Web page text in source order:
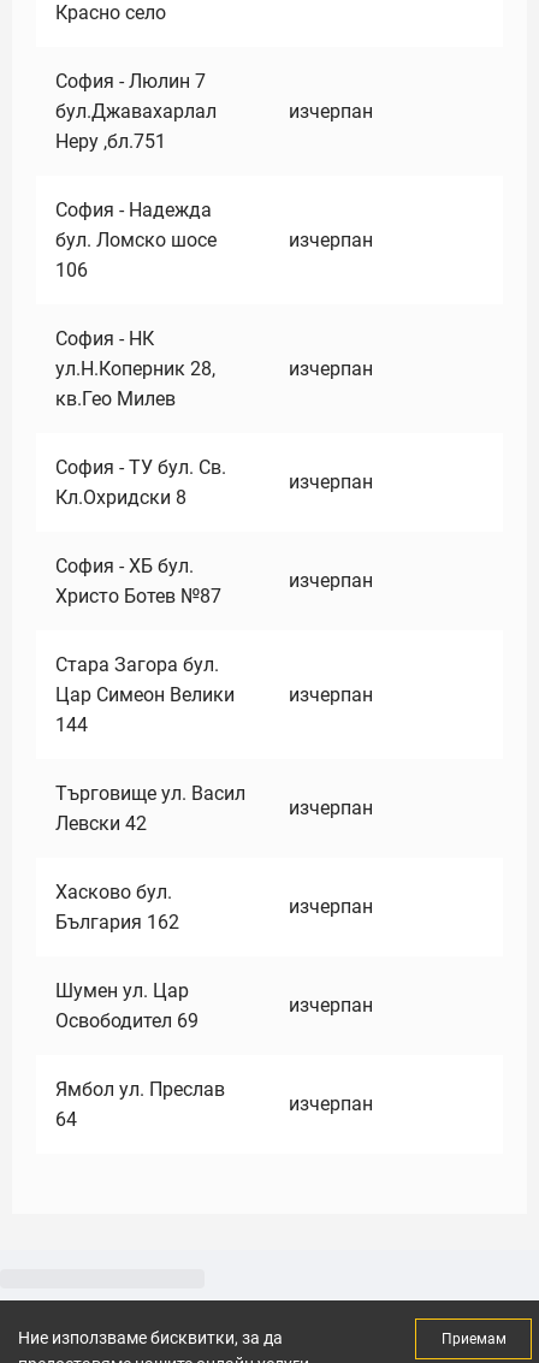
Красно село
София - Люлин 7
бул.Джавахарлал
Неру ,бл.751
изчерпан
София - Надежда
бул. Ломско шосе
106
изчерпан
София - НК
ул.Н.Коперник 28,
кв.Гео Милев
изчерпан
София - ТУ бул. Св.
Кл.Охридски 8
изчерпан
София - ХБ бул.
Христо Ботев №87
изчерпан
Стара Загора бул.
Цар Симеон Велики
144
изчерпан
Търговище ул. Васил
Левски 42
изчерпан
Хасково бул.
България 162
изчерпан
Шумен ул. Цар
Освободител 69
изчерпан
Ямбол ул. Преслав
64
изчерпан
Ние използваме бисквитки, за да
Приемам